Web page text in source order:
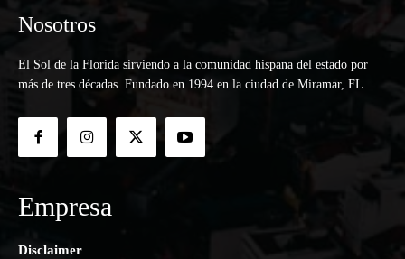
Nosotros
El Sol de la Florida sirviendo a la comunidad hispana del estado por
más de tres décadas. Fundado en 1994 en la ciudad de Miramar, FL.
Empresa
Disclaimer